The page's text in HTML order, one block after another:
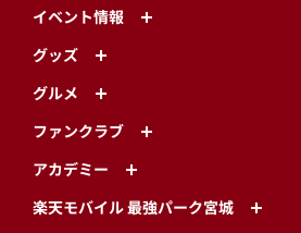
イベント情報
グッズ
グルメ
ファンクラブ
アカデミー
楽天モバイル 最強パーク宮城